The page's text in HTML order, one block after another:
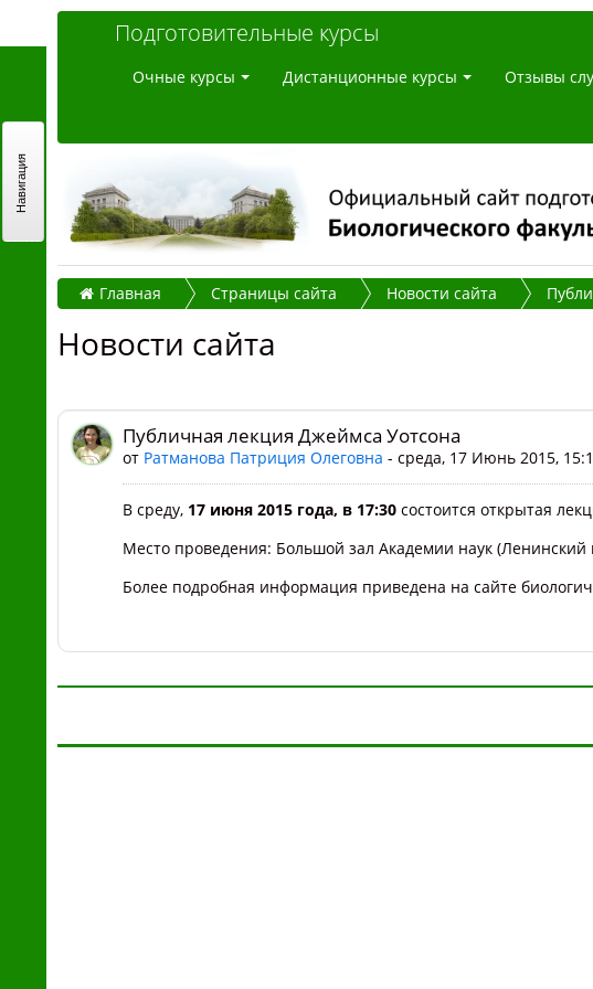
Подготовительные курсы
Очные курсы Дистанционные курсы Отзывы
Главная Страницы сайта Новости сайта
Новости сайта
Публичная лекция Джеймса Уотсона
от Ратманова Патриция Олеговна - среда, 17 Июнь 2015,
В среду, 17 июня 2015 года, в 17:30 состоится открытая
Место проведения: Большой зал Академии наук (Ленинский
Более подробная информация приведена на сайте
Навигация